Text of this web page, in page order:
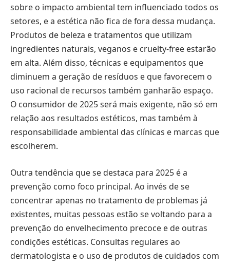
sobre o impacto ambiental tem influenciado todos os
setores, e a estética não fica de fora dessa mudança.
Produtos de beleza e tratamentos que utilizam
ingredientes naturais, veganos e cruelty-free estarão
em alta. Além disso, técnicas e equipamentos que
diminuem a geração de resíduos e que favorecem o
uso racional de recursos também ganharão espaço.
O consumidor de 2025 será mais exigente, não só em
relação aos resultados estéticos, mas também à
responsabilidade ambiental das clínicas e marcas que
escolherem.
Outra tendência que se destaca para 2025 é a
prevenção como foco principal. Ao invés de se
concentrar apenas no tratamento de problemas já
existentes, muitas pessoas estão se voltando para a
prevenção do envelhecimento precoce e de outras
condições estéticas. Consultas regulares ao
dermatologista e o uso de produtos de cuidados com